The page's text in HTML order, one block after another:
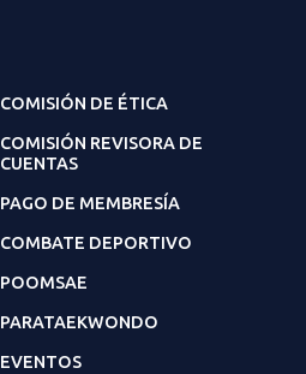
COMISIÓN DE ÉTICA
COMISIÓN REVISORA DE
CUENTAS
PAGO DE MEMBRESÍA
COMBATE DEPORTIVO
POOMSAE
PARATAEKWONDO
EVENTOS